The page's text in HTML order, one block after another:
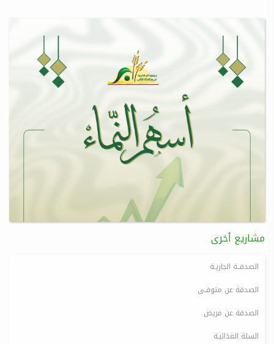
مشاريع أخرى
الصدقــة الجاريـة
الصدقة عن متوفـى
الصدقة عن مريض
السلة الغذائيـة